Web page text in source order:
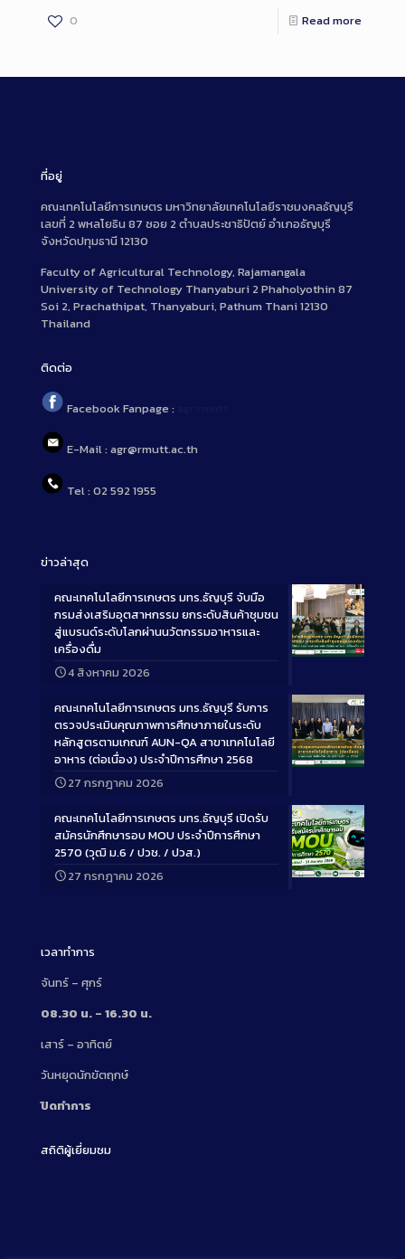
0 Read more
ที่อยู่
คณะเทคโนโลยีการเกษตร มหาวิทยาลัยเทคโนโลยีราชมงคลธัญบุรี
เลขที่ 2 พหลโยธิน 87 ซอย 2 ตำบลประชาธิปัตย์ อำเภอธัญบุรี
จังหวัดปทุมธานี 12130
Faculty of Agricultural Technology, Rajamangala
University of Technology Thanyaburi 2 Phaholyothin 87
Soi 2, Prachathipat, Thanyaburi, Pathum Thani 12130
Thailand
ติดต่อ
Facebook Fanpage :
E-Mail : agr@rmutt.ac.th
Tel : 02 592 1955
ข่าวล่าสุด
Long
คณะเทคโนโลยีการเกษตร มทร.ธัญบุรี จับมือ
กรมส่งเสริมอุตสาหกรรม ยกระดับสินค้าชุมชน
สู่แบรนด์ระดับโลกผ่านนวัตกรรมอาหารและ
เครื่องดื่ม
4 สิงหาคม 2026
Long
คณะเทคโนโลยีการเกษตร มทร.ธัญบุรี รับการ
ตรวจประเมินคุณภาพการศึกษาภายในระดับ
หลักสูตรตามเกณฑ์ AUN-QA สาขาเทคโนโลยี
อาหาร (ต่อเนื่อง) ประจำปีการศึกษา 2568
27 กรกฎาคม 2026
Long
คณะเทคโนโลยีการเกษตร มทร.ธัญบุรี เปิดรับ
สมัครนักศึกษารอบ MOU ประจำปีการศึกษา
2570 (วุฒิ ม.6 / ปวช. / ปวส.)
27 กรกฎาคม 2026
เวลาทำการ
จันทร์ – ศุกร์
08.30 น. – 16.30 น.
เสาร์ – อาทิตย์
วันหยุดนักขัตฤกษ์
ปิดทำการ
สถิติผู้เยี่ยมชม